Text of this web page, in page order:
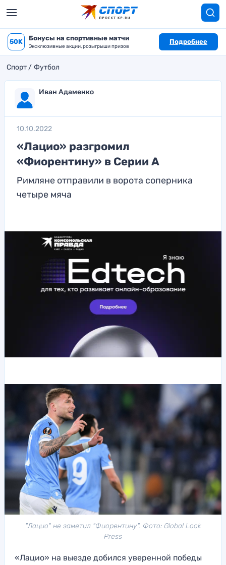
50K Бонусы на спортивные матчи
Эксклюзивные акции, розыгрыши призов
Подробнее
Спорт Футбол
Иван Адаменко
10.10.2022
«Лацио» разгромил
«Фиорентину» в Серии А
Римляне отправили в ворота соперника
четыре мяча
"Лацио" не заметил "Фиорентину". Фото: Global Look
Press
«Лацио» на выезде добился уверенной победы